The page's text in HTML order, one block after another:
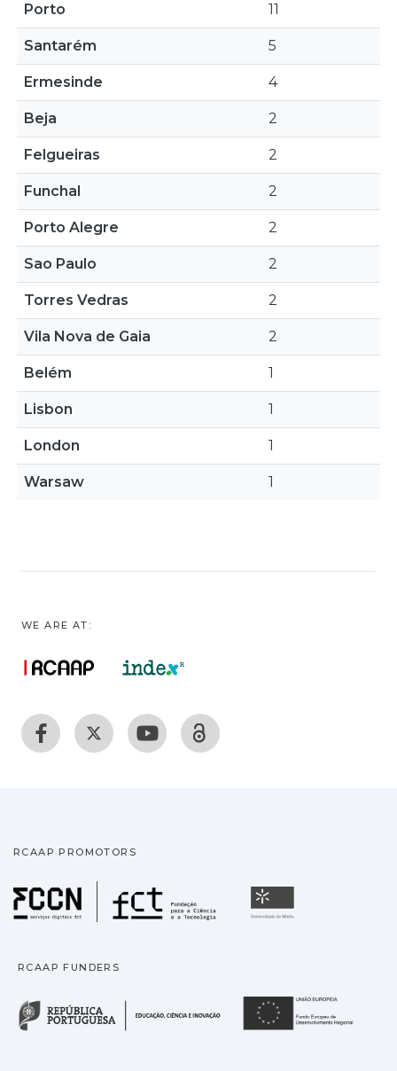
Porto 11
Santarém 5
Ermesinde 4
Beja 2
Felgueiras 2
Funchal 2
Porto Alegre 2
Sao Paulo 2
Torres Vedras 2
Vila Nova de Gaia 2
Belém 1
Lisbon 1
London 1
Warsaw 1
WE ARE AT:
RCAAP PROMOTORS
Fundação para a
RCAAP FUNDERS
República Portuguesa